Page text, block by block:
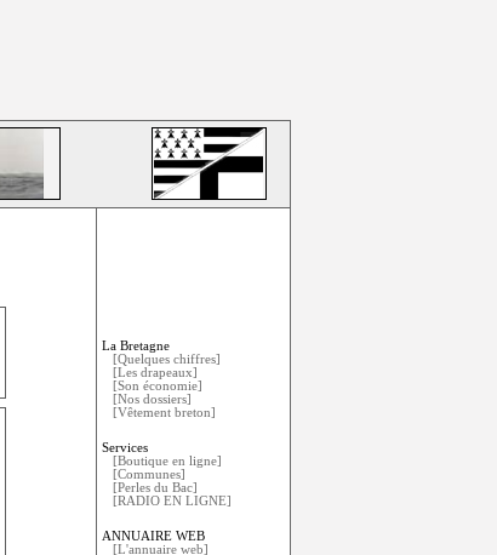
La Bretagne
[Quelques chiffres]
[Les drapeaux]
[Son économie]
[Nos dossiers]
[Vêtement breton]
Services
[Boutique en ligne]
[Communes]
[Perles du Bac]
[RADIO EN LIGNE]
ANNUAIRE WEB
[L'annuaire web]